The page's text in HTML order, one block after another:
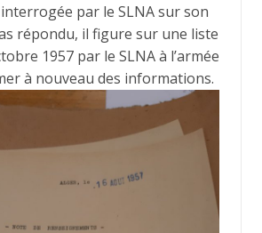
interrogée par le SLNA sur son
répondu, il figure sur une liste
1957 par le SLNA à l’armée
à nouveau des informations.